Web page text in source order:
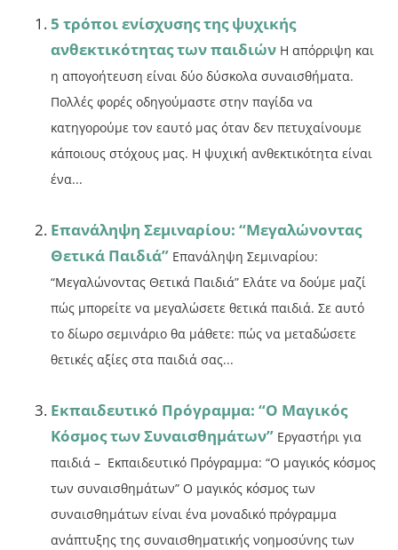
5 τρόποι ενίσχυσης της ψυχικής
ανθεκτικότητας των παιδιών Η απόρριψη και
η απογοήτευση είναι δύο δύσκολα συναισθήματα.
Πολλές φορές οδηγούμαστε στην παγίδα να
κατηγορούμε τον εαυτό μας όταν δεν πετυχαίνουμε
κάποιους στόχους μας. Η ψυχική ανθεκτικότητα είναι
ένα...
Επανάληψη Σεμιναρίου: “Μεγαλώνοντας
Θετικά Παιδιά” Επανάληψη Σεμιναρίου:
“Μεγαλώνοντας Θετικά Παιδιά” Ελάτε να δούμε μαζί
πώς μπορείτε να μεγαλώσετε θετικά παιδιά. Σε αυτό
το δίωρο σεμινάριο θα μάθετε: πώς να μεταδώσετε
θετικές αξίες στα παιδιά σας...
Εκπαιδευτικό Πρόγραμμα: “Ο Μαγικός
Κόσμος των Συναισθημάτων” Εργαστήρι για
παιδιά – Εκπαιδευτικό Πρόγραμμα: “Ο μαγικός κόσμος
των συναισθημάτων” Ο μαγικός κόσμος των
συναισθημάτων είναι ένα μοναδικό πρόγραμμα
ανάπτυξης της συναισθηματικής νοημοσύνης των